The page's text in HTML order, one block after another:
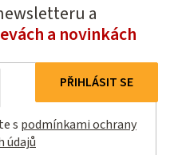
a
a novinkách
s podmínkami ochrany
údajů
PŘIHLÁSIT SE